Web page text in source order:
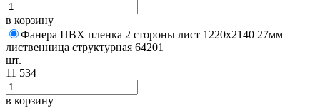
в корзину
Фанера ПВХ пленка 2 стороны лист 1220х2140 27мм
лиственница структурная 64201
шт.
11 534
в корзину